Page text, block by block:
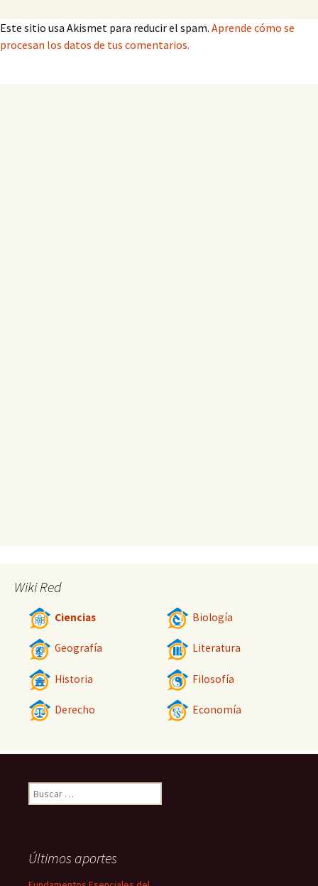
Este sitio usa Akismet para reducir el spam. Aprende cómo se
procesan los datos de tus comentarios.
Wiki Red
Ciencias Biología
Geografía Literatura
Historia Filosofía
Derecho Economía
Buscar:
Últimos aportes